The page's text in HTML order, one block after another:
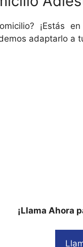
¡Estás
adaptarlo a
¡Llama Ahora